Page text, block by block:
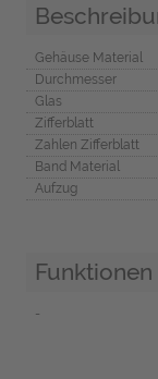
Gehäuse Material
Durchmesser
Glas
Zifferblatt
Zahlen Zifferblatt
Band Material
Aufzug
Funktionen
-